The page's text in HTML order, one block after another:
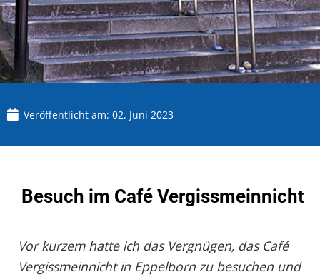
Veröffentlicht am: 02. Juni 2023
Besuch im Café Vergissmeinnicht
Vor kurzem hatte ich das Vergnügen, das Café
Vergissmeinnicht in Eppelborn zu besuchen und